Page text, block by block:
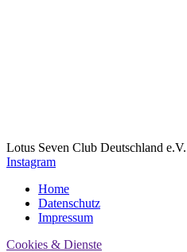
Lotus Seven Club Deutschland e.V.
Instagram
Home
Datenschutz
Impressum
Cookies & Dienste